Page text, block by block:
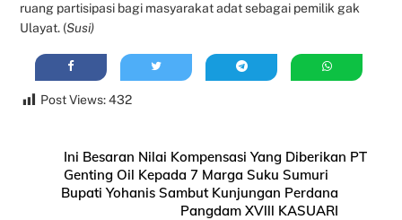
ruang partisipasi bagi masyarakat adat sebagai pemilik gak
Ulayat. (Susi)
Post Views: 432
Ini Besaran Nilai Kompensasi Yang Diberikan PT
Genting Oil Kepada 7 Marga Suku Sumuri
Bupati Yohanis Sambut Kunjungan Perdana
Pangdam XVlll KASUARI